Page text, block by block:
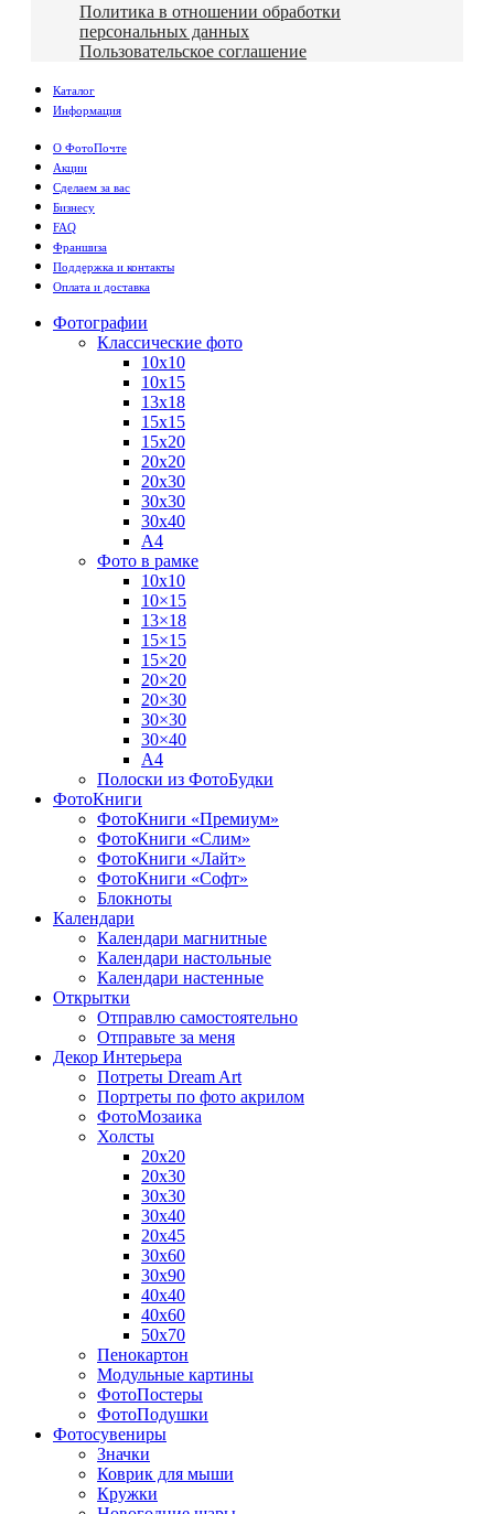
Политика в отношении обработки
персональных данных
Пользовательское соглашение
Каталог
Информация
О ФотоПочте
Акции
Сделаем за вас
Бизнесу
FAQ
Франшиза
Поддержка и контакты
Оплата и доставка
Фотографии
Классические фото
10х10
10х15
13х18
15х15
15х20
20х20
20х30
30х30
30х40
А4
Фото в рамке
10х10
10×15
13×18
15×15
15×20
20×20
20×30
30×30
30×40
A4
Полоски из ФотоБудки
ФотоКниги
ФотоКниги «Премиум»
ФотоКниги «Слим»
ФотоКниги «Лайт»
ФотоКниги «Софт»
Блокноты
Календари
Календари магнитные
Календари настольные
Календари настенные
Открытки
Отправлю самостоятельно
Отправьте за меня
Декор Интерьера
Потреты Dream Art
Портреты по фото акрилом
ФотоМозаика
Холсты
20х20
20х30
30х30
30х40
20х45
30х60
30х90
40х40
40х60
50х70
Пенокартон
Модульные картины
ФотоПостеры
ФотоПодушки
Фотоcувениры
Значки
Коврик для мыши
Кружки